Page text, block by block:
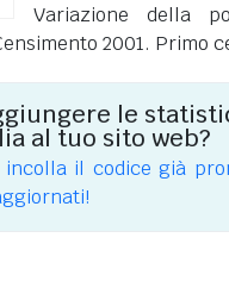
Variazione della
2001. Primo
le
al tuo sito web?
incolla il codice già